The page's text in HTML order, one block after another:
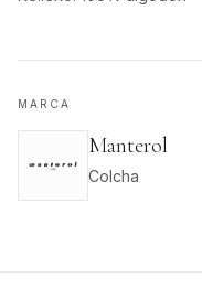
MARCA
Manterol
Colcha